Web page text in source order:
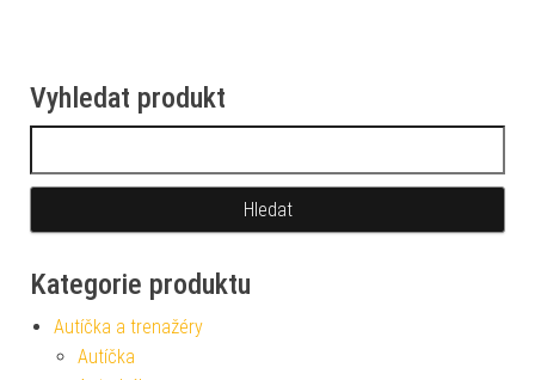
Vyhledat produkt
Kategorie produktu
Autíčka a trenažéry
Autíčka